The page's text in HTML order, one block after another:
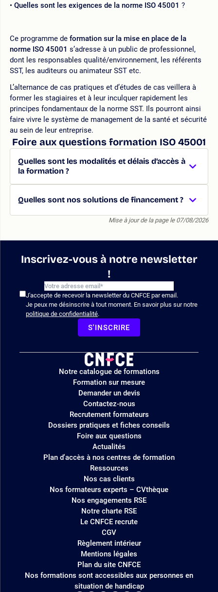
Quelles sont les exigences de la norme ISO 45001 ?
Ce programme de formation sur la mise en place de la
norme ISO 45001 s’adresse à un public de professionnel,
dont les responsables qualité/environnement, les référents
SST, les auditeurs ou animateur SST etc.
L’alternance de cas pratiques et d’études de cas veillera à
former les stagiaires et à leur inculquer rapidement les
principes fondamentaux de la norme SST. Ils pourront ainsi
faire vivre le système de management de la santé et sécurité
au sein de leur entreprise.
Foire aux questions formation ISO 45001
Quelles sont les modalités et délais d’accès à
la formation ?
Quelles sont nos solutions de financement ?
Mise à jour de la page le 07/08/2026
Inscrivez-vous à notre newsletter
!
J'accepte de recevoir la newsletter du CNFCE par email.
Je peux me désinscrire à tout moment. En savoir plus sur notre
politique de confidentialité.
S'INSCRIRE
Logo
site
Notre catalogue de formations
Formation sur mesure
Demander un devis
Contactez-nous
Recrutement formateurs
Dossiers pratiques et fiches conseils
Foire aux questions
Actualités
Plan d'accès à nos centres de formation
Ressources
Nos cas clients
Nos formateurs experts – CVthèque
Nos engagements RSE
Notre charte RSE
Le CNFCE recrute
CGV
Règlement intérieur
Mentions légales
Plan du site CNFCE
Nos formations sont accessibles aux personnes en
situation de handicap